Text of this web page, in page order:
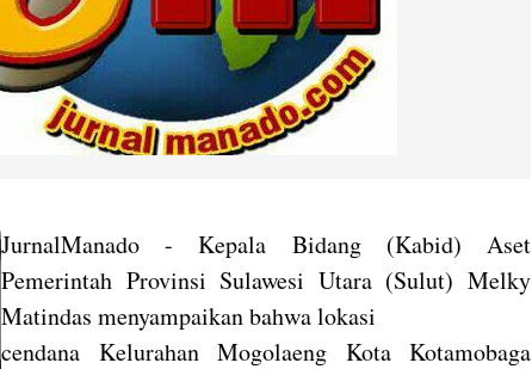
JurnalManado - Kepala Bidang (Kabid) Aset
Pemerintah Provinsi Sulawesi Utara (Sulut) Melky
Matindas menyampaikan bahwa lokasi
cendana Kelurahan Mogolaeng Kota Kotamobaga